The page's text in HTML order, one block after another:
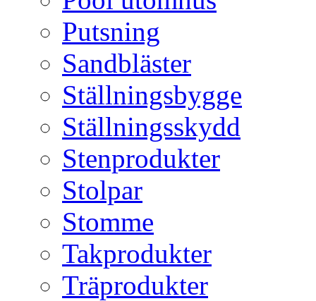
Putsning
Sandbläster
Ställningsbygge
Ställningsskydd
Stenprodukter
Stolpar
Stomme
Takprodukter
Träprodukter